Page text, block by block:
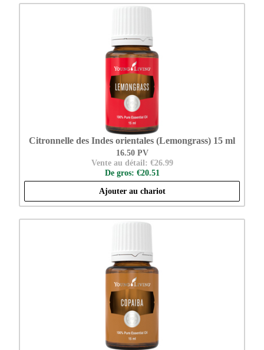
Citronnelle des Indes orientales (Lemongrass) 15 ml
16.50 PV
Vente au détail: €26.99
De gros: €20.51
Ajouter au chariot